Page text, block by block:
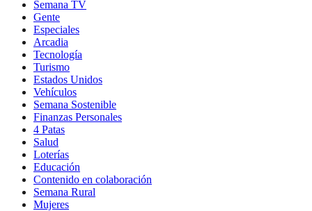
Semana TV
Gente
Especiales
Arcadia
Tecnología
Turismo
Estados Unidos
Vehículos
Semana Sostenible
Finanzas Personales
4 Patas
Salud
Loterías
Educación
Contenido en colaboración
Semana Rural
Mujeres